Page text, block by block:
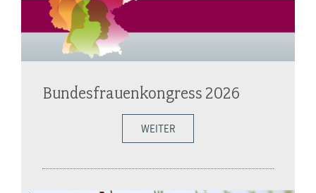
Bundesfrauenkongress 2026
WEITER